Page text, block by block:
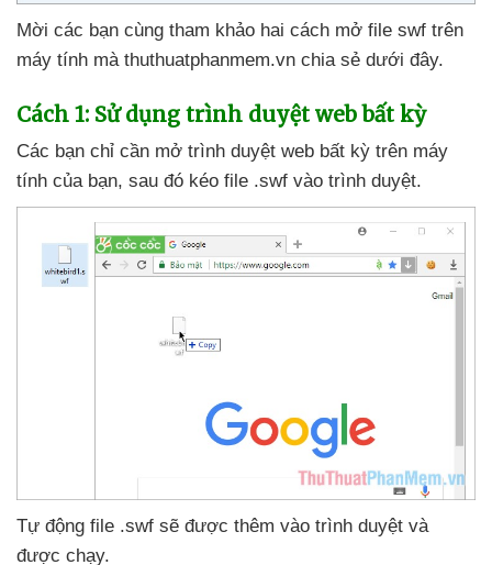
Mời các bạn cùng tham khảo hai cách mở file swf trên
máy tính mà thuthuatphanmem.vn chia sẻ dưới đây.
Cách 1: Sử dụng trình duyệt web bất kỳ
Các bạn chỉ cần mở trình duyệt web bất kỳ trên máy
tính của bạn, sau đó kéo file .swf vào trình duyệt.
Tự động file .swf sẽ được thêm vào trình duyệt và
được chạy.